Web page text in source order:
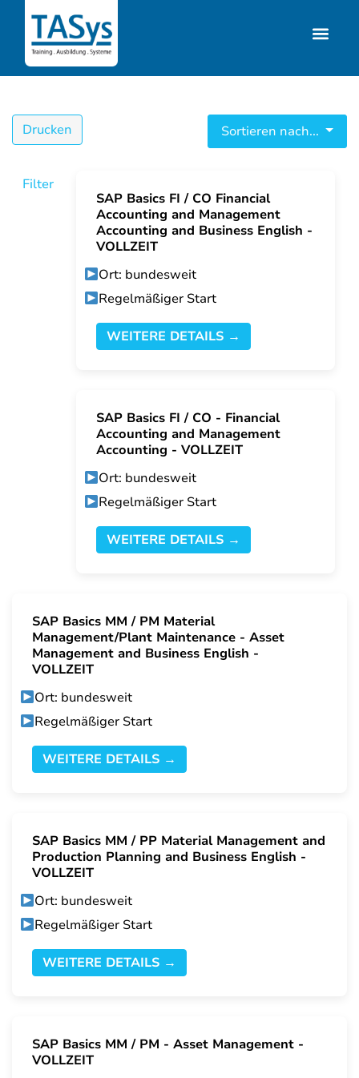
Drucken Sortieren nach...
Filter
SAP Basics FI / CO Financial
Accounting and Management
Accounting and Business English -
VOLLZEIT
Ort: bundesweit
Regelmäßiger Start
WEITERE DETAILS →
SAP Basics FI / CO - Financial
Accounting and Management
Accounting - VOLLZEIT
Ort: bundesweit
Regelmäßiger Start
WEITERE DETAILS →
SAP Basics MM / PM Material
Management/Plant Maintenance - Asset
Management and Business English -
VOLLZEIT
Ort: bundesweit
Regelmäßiger Start
WEITERE DETAILS →
SAP Basics MM / PP Material Management and
Production Planning and Business English -
VOLLZEIT
Ort: bundesweit
Regelmäßiger Start
WEITERE DETAILS →
SAP Basics MM / PM - Asset Management -
VOLLZEIT